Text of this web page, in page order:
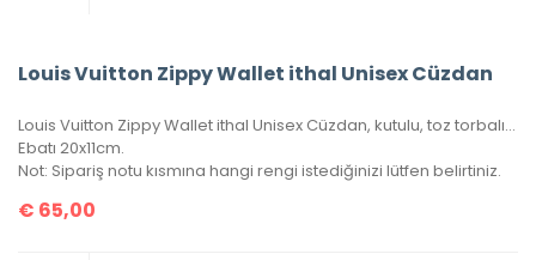
Louis Vuitton Zippy Wallet ithal Unisex Cüzdan
Louis Vuitton Zippy Wallet ithal Unisex Cüzdan, kutulu, toz torbalı, sertifikalı.
Ebatı 20x11cm.
Not: Sipariş notu kısmına hangi rengi istediğinizi lütfen belirtiniz.
€ 65,00